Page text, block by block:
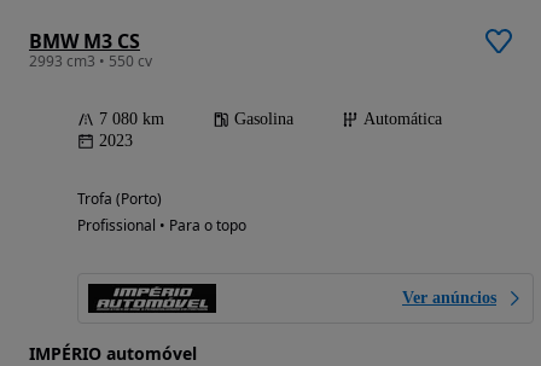
BMW M3 CS
2993 cm3 • 550 cv
7 080 km Gasolina
Automática
2023
Trofa (Porto)
Profissional • Para o topo
Ver anúncios
IMPÉRIO automóvel